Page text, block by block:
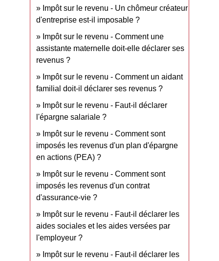
Impôt sur le revenu - Un chômeur créateur
d'entreprise est-il imposable ?
Impôt sur le revenu - Comment une
assistante maternelle doit-elle déclarer ses
revenus ?
Impôt sur le revenu - Comment un aidant
familial doit-il déclarer ses revenus ?
Impôt sur le revenu - Faut-il déclarer
l'épargne salariale ?
Impôt sur le revenu - Comment sont
imposés les revenus d'un plan d'épargne
en actions (PEA) ?
Impôt sur le revenu - Comment sont
imposés les revenus d'un contrat
d'assurance-vie ?
Impôt sur le revenu - Faut-il déclarer les
aides sociales et les aides versées par
l'employeur ?
Impôt sur le revenu - Faut-il déclarer les